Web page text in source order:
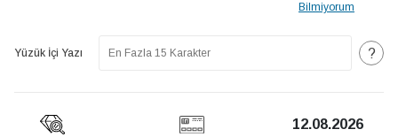
Bilmiyorum
Yüzük İçi Yazı ?
12.08.2026